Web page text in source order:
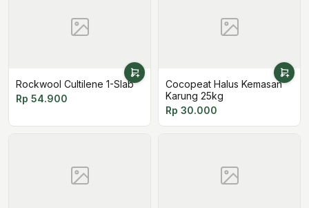
Rockwool Cultilene 1-Slab
Rp 54.900
Cocopeat Halus Kemasan
Karung 25kg
Rp 30.000